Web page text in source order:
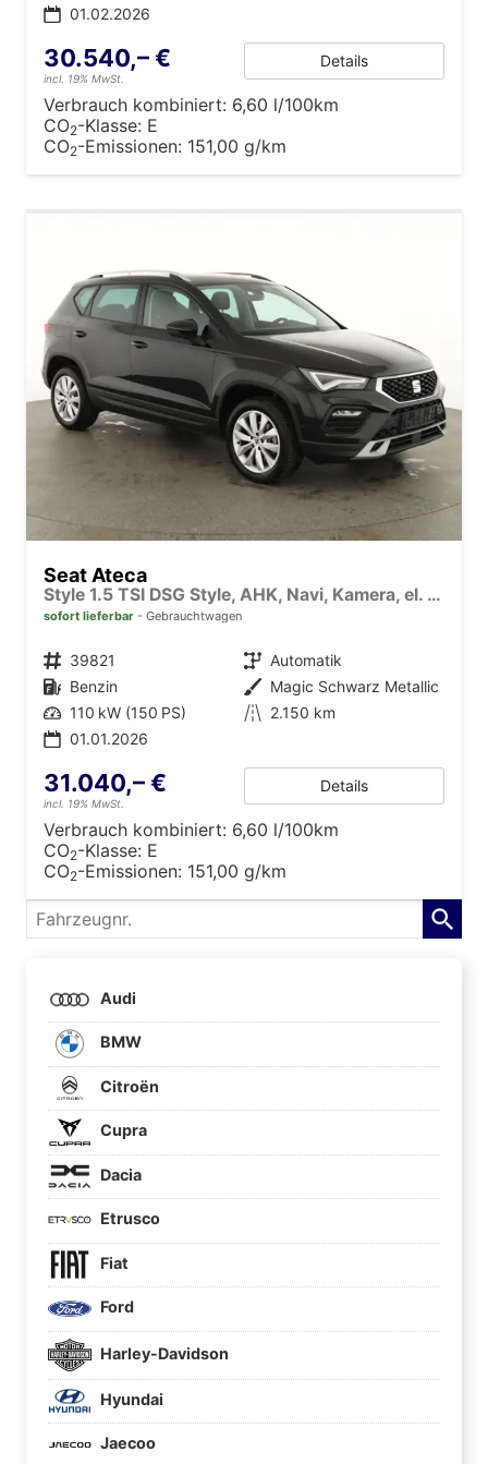
01.02.2026
30.540,– €
incl. 19% MwSt.
Details
Verbrauch kombiniert: 6,60 l/100km
CO2-Klasse: E
CO2-Emissionen: 151,00 g/km
Seat Ateca
Style 1.5 TSI DSG Style, AHK, Navi, Kamera, el. Klappe
sofort lieferbar Gebrauchtwagen
Fahrzeugnr. 39821 Getriebe Automatik
Kraftstoff Benzin Außenfarbe Magic Schwarz Metallic
Leistung 110 kW (150 PS) Kilometerstand 2.150 km
01.01.2026
31.040,– €
incl. 19% MwSt.
Details
Verbrauch kombiniert: 6,60 l/100km
CO2-Klasse: E
CO2-Emissionen: 151,00 g/km
Fahrzeugnr.
Audi
BMW
Citroën
Cupra
Dacia
Etrusco
Fiat
Ford
Harley-Davidson
Hyundai
Jaecoo